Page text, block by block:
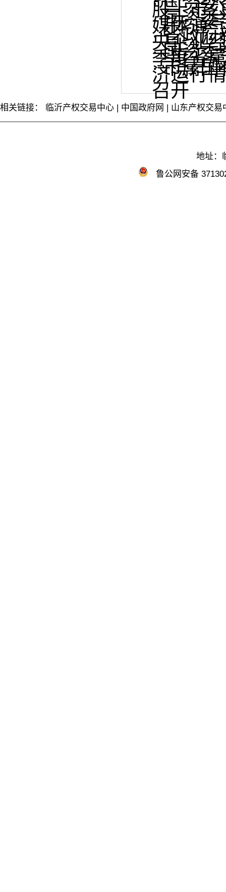
股上市
媒体通
·国资委
央企业
·省政府
季度省
·国资委
济运行
·市属国
召开
相关链接： 临沂产权交易中心 | 中国政府网 | 山东产权交易
地址：
鲁公网安备